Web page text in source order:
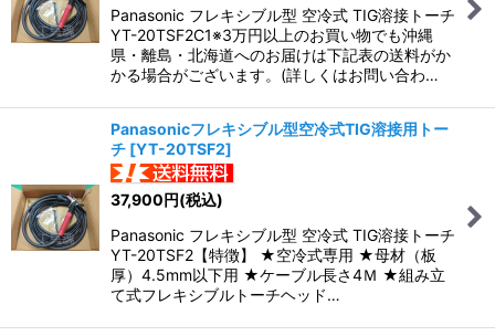
Panasonic フレキシブル型 空冷式 TIG溶接トーチ
YT-20TSF2C1※3万円以上のお買い物でも沖縄
県・離島・北海道へのお届けは下記表の送料がか
かる場合がございます。(詳しくはお問い合わ…
Panasonicフレキシブル型空冷式TIG溶接用トー
チ [YT-20TSF2]
37,900円(税込)
Panasonic フレキシブル型 空冷式 TIG溶接トーチ
YT-20TSF2【特徴】 ★空冷式専用 ★母材（板
厚）4.5mm以下用 ★ケーブル長さ4Ｍ ★組み立
て式フレキシブルトーチヘッド…